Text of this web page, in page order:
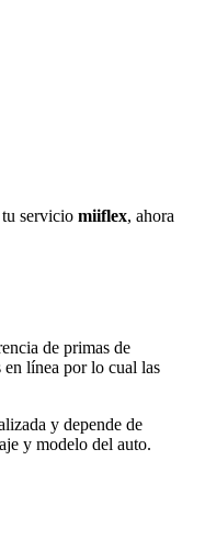
servicio miiflex, ahora
de primas de
en línea por lo cual las
y depende de
y modelo del auto.